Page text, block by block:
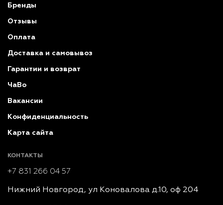
Бренды
Отзывы
Оплата
Доставка и самовывоз
Гарантии и возврат
ЧаВо
Вакансии
Конфиденциальность
Карта сайта
КОНТАКТЫ
+7 831 266 04 57
Нижний Новгород, ул Коновалова д.10, оф 204